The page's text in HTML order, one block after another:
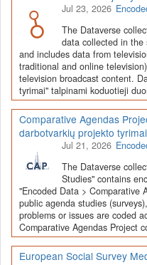
Prieigai prie išteklių
visi ištekliai prieinami, nes
senosios infrastruktūros
išteklius ir jie publikuojami
Apklausų duomenys ,Interviu
(įskaitant Istorinę statistiką),
duomenys(įskaitant
talpinami didelių
duomenys) ir Lietuvos
valstybės institucijų
duomenų rinkiniai (Kitų
šia talpykla, surasti
susipažinti suLiDA
Depozitoriai, kurie norėtų
Dataverse talpyklą, turėtų
puslapyje.
Jul 23, 2026
The Dataverse
data collected in the
and includes data from
traditional and online
television broadcast content.
tyrimai" talpinami koduotieji
Comparative Agendas
darbotvarkių projekto tyrimai
Jul 21, 2026
The Dataverse
Studies" contains
"Encoded Data > Comparative
public agenda studies
problems or issues are coded
Comparative Agendas Project
European Social Survey